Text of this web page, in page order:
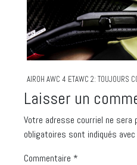
AIROH AWC 4 ETAWC 2: TOUJOURS
Laisser un
Votre adresse courriel ne sera
obligatoires sont indiqués avec
Commentaire *